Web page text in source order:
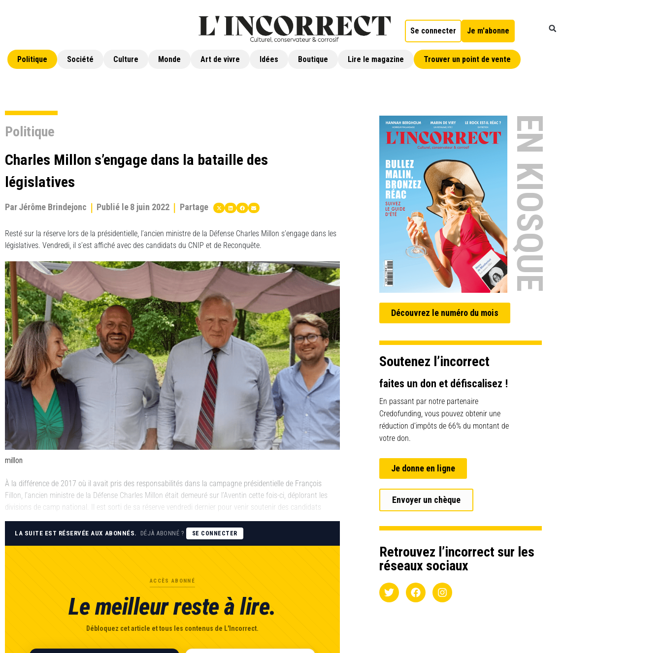
Se connecter Je m'abonne
Politique Société Culture Monde Art de vivre Idées Boutique Lire le magazine Trouver un point de vente
Politique
Charles Millon s’engage dans la bataille des
législatives
ParJérôme Brindejonc Publié le8 juin 2022 Partage
Resté sur la réserve lors de la présidentielle, l’ancien ministre de la Défense Charles Millon s’engage dans les
législatives. Vendredi, il s’est affiché avec des candidats du CNIP et de Reconquête.
millon
À la différence de 2017 où il avait pris des responsabilités dans la campagne présidentielle de François
Fillon, l’ancien ministre de la Défense Charles Millon était demeuré sur l’Aventin cette fois-ci, déplorant les
divisions de camp national. Il est sorti de sa réserve vendredi dernier pour venir soutenir des candidats
LA SUITE EST RÉSERVÉE AUX ABONNÉS. DÉJÀ ABONNÉ ? SE CONNECTER
ACCÈS ABONNÉ
Le meilleur reste à lire.
Débloquez cet article et tous les contenus de L'Incorrect.
EN KIOSQUE
Découvrez le numéro du mois
Soutenez l’incorrect
faites un don et défiscalisez !
En passant par notre partenaire
Credofunding, vous pouvez obtenir une
réduction d’impôts de 66% du montant de
votre don.
Je donne en ligne
Envoyer un chèque
Retrouvez l’incorrect sur les
réseaux sociaux